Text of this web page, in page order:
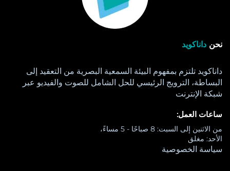
نحن داناكويد
داناكويد تلتزم بمفهوم البيئة السمعية البصرية من التعقيد إلى
البساطة، الترويج الرئيسي للحل الشامل للصوت والفيديو عبر
شبكة الإنترنت
ساعات العمل:
من الاثنين إلى السبت: 8 صباحًا - 5 مساءً،
الأحد: مغلق
سياسة الخصوصية